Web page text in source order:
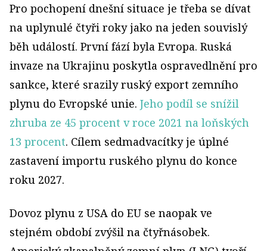
Pro pochopení dnešní situace je třeba se dívat
na uplynulé čtyři roky jako na jeden souvislý
běh událostí. První fází byla Evropa. Ruská
invaze na Ukrajinu poskytla ospravedlnění pro
sankce, které srazily ruský export zemního
plynu do Evropské unie. Jeho podíl se snížil
zhruba ze 45 procent v roce 2021 na loňských
13 procent. Cílem sedmadvacítky je úplné
zastavení importu ruského plynu do konce
roku 2027.
Dovoz plynu z USA do EU se naopak ve
stejném období zvýšil na čtyřnásobek.